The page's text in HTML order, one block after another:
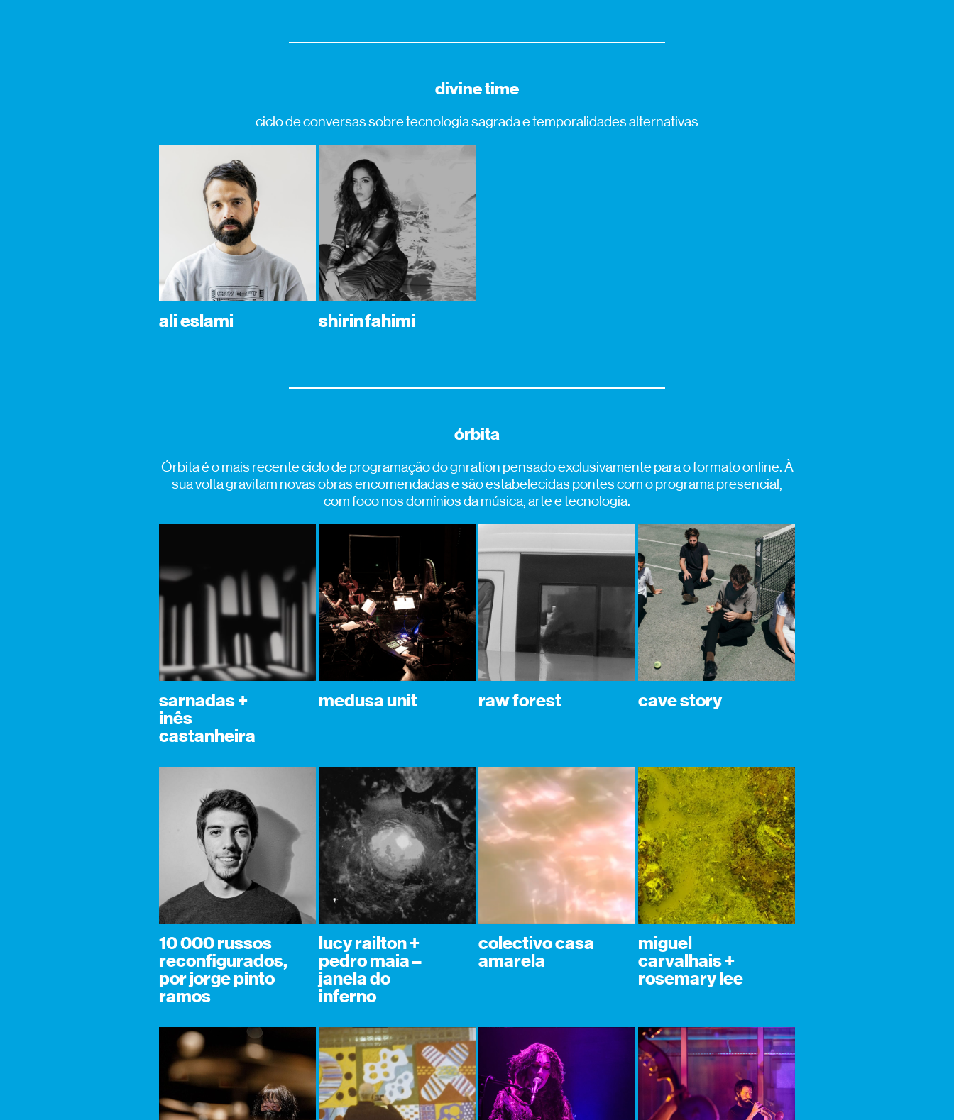
divine time
ciclo de conversas sobre tecnologia sagrada e temporalidades alternativas
ali eslami shirin fahimi
órbita
Órbita é o mais recente ciclo de programação do gnration pensado exclusivamente para o formato online. À
sua volta gravitam novas obras encomendadas e são estabelecidas pontes com o programa presencial,
com foco nos domínios da música, arte e tecnologia.
sarnadas +
inês
castanheira
medusa unit raw forest cave story
10 000 russos
reconfigurados,
por jorge pinto
ramos
lucy railton +
pedro maia –
janela do
inferno
colectivo casa
amarela
miguel
carvalhais +
rosemary lee